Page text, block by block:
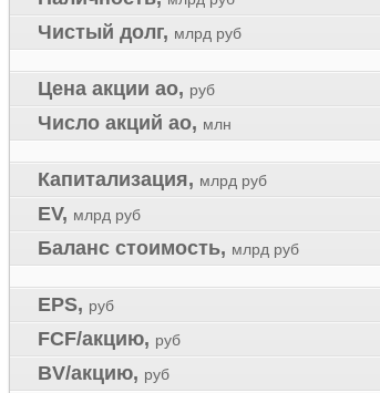
Чистый долг, млрд руб
Цена акции ао, руб
Число акций ао, млн
Капитализация, млрд руб
EV, млрд руб
Баланс стоимость, млрд руб
EPS, руб
FCF/акцию, руб
BV/акцию, руб